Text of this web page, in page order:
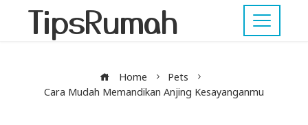
TipsRumah
Home
Pets
Cara Mudah Memandikan Anjing Kesayanganmu